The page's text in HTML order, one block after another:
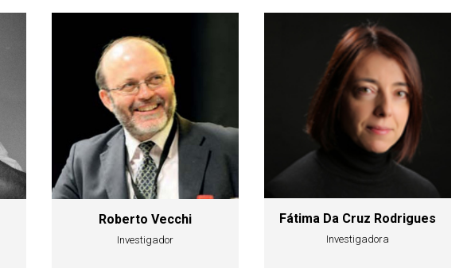
Roberto Vecchi
Investigador
Fátima Da Cruz Rodrigues
Investigadora